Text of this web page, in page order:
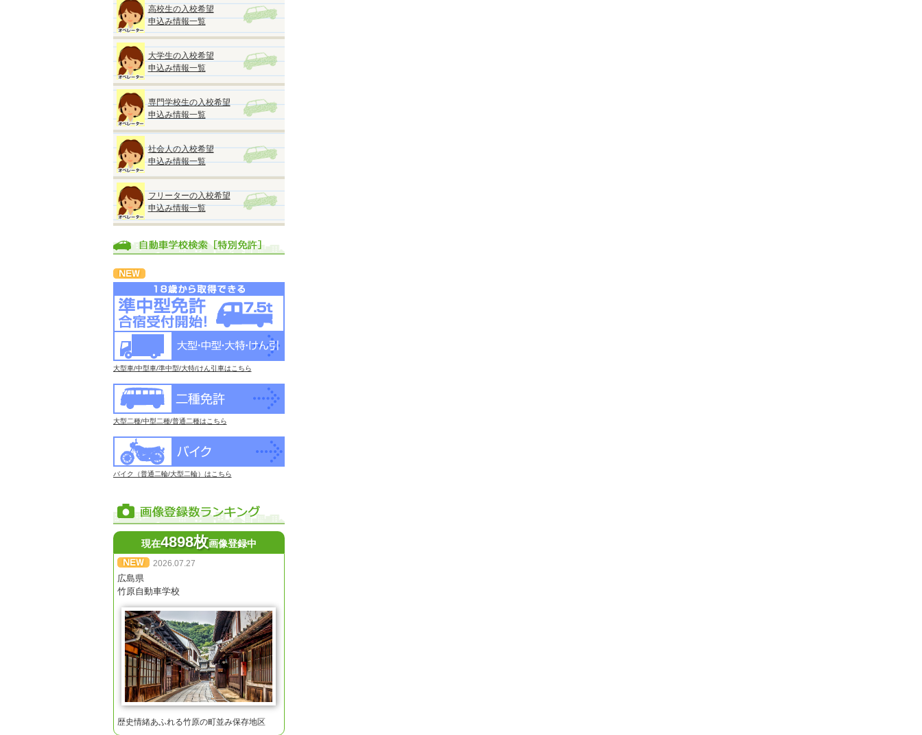
高校生の入校希望
申込み情報一覧
大学生の入校希望
申込み情報一覧
専門学校生の入校希望
申込み情報一覧
社会人の入校希望
申込み情報一覧
フリーターの入校希望
申込み情報一覧
大型車/中型車/準中型/大特/けん引車はこちら
大型二種/中型二種/普通二種はこちら
バイク（普通二輪/大型二輪）はこちら
現在4898枚画像登録中
2026.07.27
広島県
竹原自動車学校
歴史情緒あふれる竹原の町並み保存地区